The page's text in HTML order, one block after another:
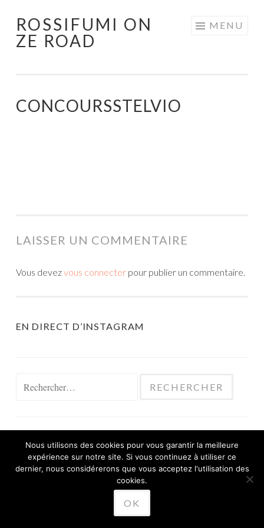
Aller
au
ROSSIFUMI ON
ZE ROAD
MENU
CONCOURSSTELVIO
LAISSER UN COMMENTAIRE
Vous devezvous connecter pour publier un commentaire.
EN DIRECT D’INSTAGRAM
FIÈREMENT PROPULSÉ PAR WORDPRESS
THÈME SKETCH PARWORDPRESS.COM
Nous utilisons des cookies pour vous garantir la meilleure
expérience sur notre site. Si vous continuez à utiliser ce
dernier, nous considérerons que vous acceptez l'utilisation des
cookies.
OK